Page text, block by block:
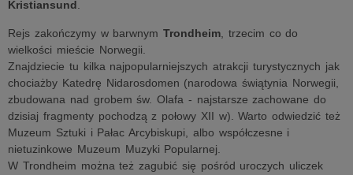
Kristiansund
Rejs zakończymy w barwnym Trondheim , trzecim co do
wielkości mieście Norwegii.
Znajdziecie tu kilka najpopularniejszych atrakcji turystycznych jak
chociażby Katedrę Nidarosdomen (narodowa świątynia Norwegii,
zbudowana nad grobem św. Olafa - najstarsze zachowane do
dzisiaj fragmenty pochodzą z połowy XII w). Warto odwiedzić też
Muzeum Sztuki i Pałac Arcybiskupi, albo współczesne i
nietuzinkowe Muzeum Muzyki Popularnej.
W Trondheim można też zagubić się pośród uroczych uliczek